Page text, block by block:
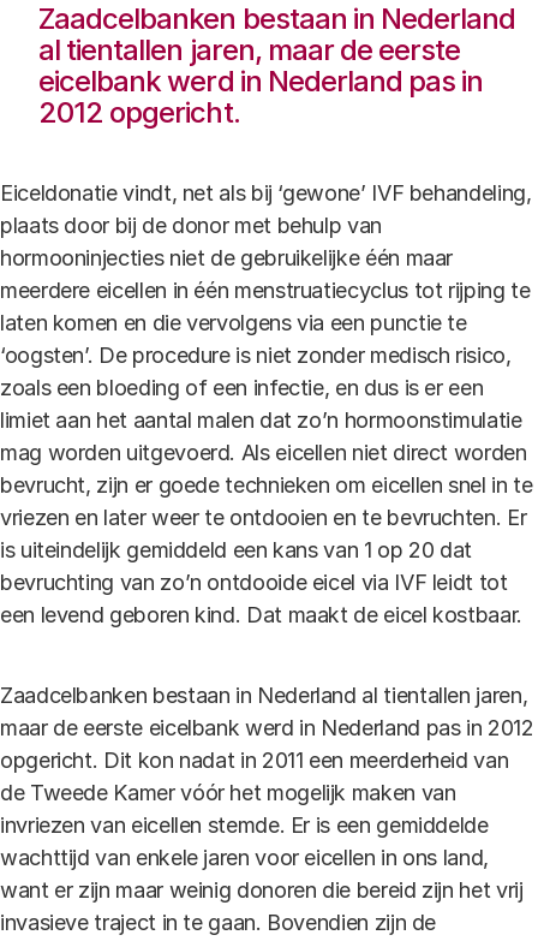
Zaadcelbanken bestaan in Nederland
al tientallen jaren, maar de eerste
eicelbank werd in Nederland pas in
2012 opgericht.
Eiceldonatie vindt, net als bij ‘gewone’ IVF behandeling,
plaats door bij de donor met behulp van
hormooninjecties niet de gebruikelijke één maar
meerdere eicellen in één menstruatiecyclus tot rijping te
laten komen en die vervolgens via een punctie te
‘oogsten’. De procedure is niet zonder medisch risico,
zoals een bloeding of een infectie, en dus is er een
limiet aan het aantal malen dat zo’n hormoonstimulatie
mag worden uitgevoerd. Als eicellen niet direct worden
bevrucht, zijn er goede technieken om eicellen snel in te
vriezen en later weer te ontdooien en te bevruchten. Er
is uiteindelijk gemiddeld een kans van 1 op 20 dat
bevruchting van zo’n ontdooide eicel via IVF leidt tot
een levend geboren kind. Dat maakt de eicel kostbaar.
Zaadcelbanken bestaan in Nederland al tientallen jaren,
maar de eerste eicelbank werd in Nederland pas in 2012
opgericht. Dit kon nadat in 2011 een meerderheid van
de Tweede Kamer vóór het mogelijk maken van
invriezen van eicellen stemde. Er is een gemiddelde
wachttijd van enkele jaren voor eicellen in ons land,
want er zijn maar weinig donoren die bereid zijn het vrij
invasieve traject in te gaan. Bovendien zijn de